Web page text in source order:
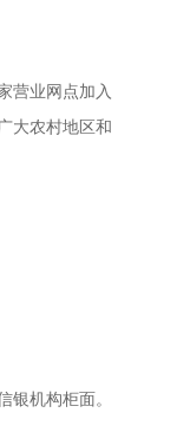
营业网点加入
大农村地区和
机构柜面。